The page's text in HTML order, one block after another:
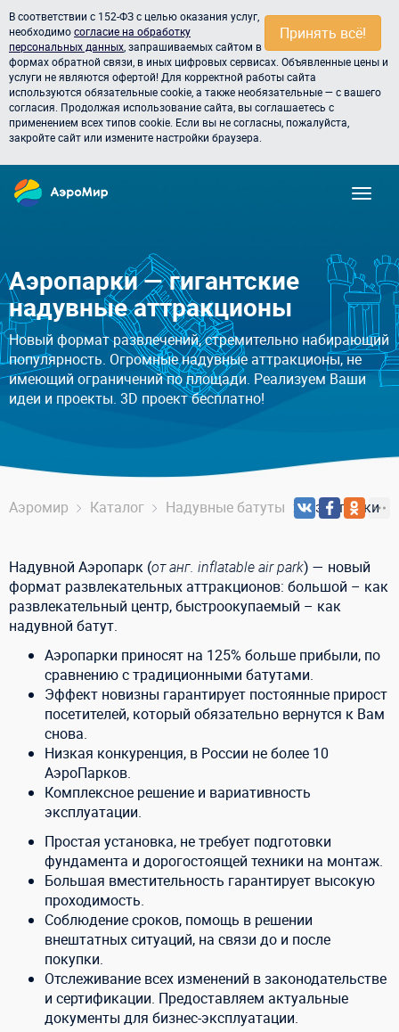
Принять всё!
В соответствии с 152-ФЗ с целью оказания услуг,
необходимосогласие на обработку
персональных данных , запрашиваемых сайтом в
формах обратной связи, в иных цифровых сервисах. Объявленные цены и
услуги не являются офертой! Для корректной работы сайта
используются обязательные cookie, а также необязательные — с вашего
согласия. Продолжая использование сайта, вы соглашаетесь с
применением всех типов cookie. Если вы не согласны, пожалуйста,
закройте сайт или измените настройки браузера.
Аэропарки — гигантские
надувные аттракционы
Новый формат развлечений, стремительно набирающий
популярность. Огромные надувные аттракционы, не
имеющий ограничений по площади. Реализуем Ваши
идеи и проекты. 3D проект бесплатно!
Аэромир Каталог Надувные батуты Аэропарки
Надувной Аэропарк (от анг. inflatable air park) — новый
формат развлекательных аттракционов: большой – как
развлекательный центр, быстроокупаемый – как
надувной батут.
Аэропарки приносят на 125% больше прибыли, по
сравнению с традиционными батутами.
Эффект новизны гарантирует постоянные прирост
посетителей, который обязательно вернутся к Вам
снова.
Низкая конкуренция, в России не более 10
АэроПарков.
Комплексное решение и вариативность
эксплуатации.
Простая установка, не требует подготовки
фундамента и дорогостоящей техники на монтаж.
Большая вместительность гарантирует высокую
проходимость.
Соблюдение сроков, помощь в решении
внештатных ситуаций, на связи до и после
покупки.
Отслеживание всех изменений в законодательстве
и сертификации. Предоставляем актуальные
документы для бизнес-эксплуатации.